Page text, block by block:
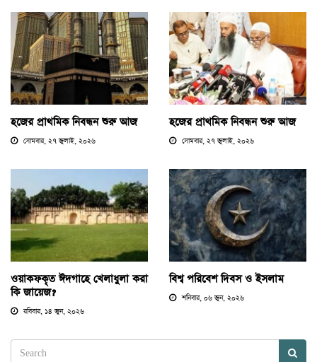
হজের প্রাথমিক নিবন্ধন শুরু আজ
সোমবার, ২৭ জুলাই, ২০২৬
হজের প্রাথমিক নিবন্ধন শুরু আজ
সোমবার, ২৭ জুলাই, ২০২৬
ওয়াকফকৃত ঈদগাহে খেলাধুলা করা
কি জায়েজ?
রবিবার, ১৪ জুন, ২০২৬
বিশ্ব পরিবেশ দিবস ও ইসলাম
শনিবার, ০৬ জুন, ২০২৬